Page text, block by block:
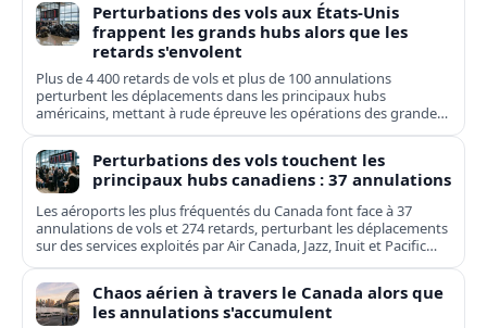
Perturbations des vols aux États-Unis
frappent les grands hubs alors que les
retards s'envolent
Plus de 4 400 retards de vols et plus de 100 annulations
perturbent les déplacements dans les principaux hubs
américains, mettant à rude épreuve les opérations des grandes
compagnies nationales et régionales.
Perturbations des vols touchent les
principaux hubs canadiens : 37 annulations
Les aéroports les plus fréquentés du Canada font face à 37
annulations de vols et 274 retards, perturbant les déplacements
sur des services exploités par Air Canada, Jazz, Inuit et Pacific
Coastal.
Chaos aérien à travers le Canada alors que
les annulations s'accumulent